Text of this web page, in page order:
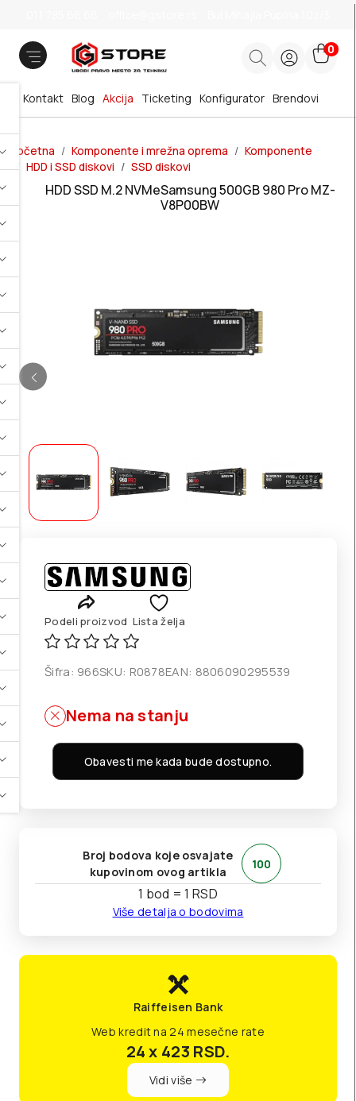
0
Brendovi
Blog Akcija
Kontakt Ticketing Konfigurator
Početna Komponente i mrežna oprema
Komponente
HDD i SSD diskovi
SSD diskovi
HDD SSD M.2 NVMeSamsung 500GB 980 Pro MZ-
V8P00BW
Podeli proizvod Lista želja
Šifra: 966SKU: R0878EAN: 8806090295539
Nema na stanju
Obavesti me kada bude dostupno.
Broj bodova koje osvajate
kupovinom ovog artikla
100
1 bod = 1 RSD
Više detalja o bodovima
Raiffeisen Bank
Web kredit na 24 mesečne rate
24 x 423 RSD.
Vidi više